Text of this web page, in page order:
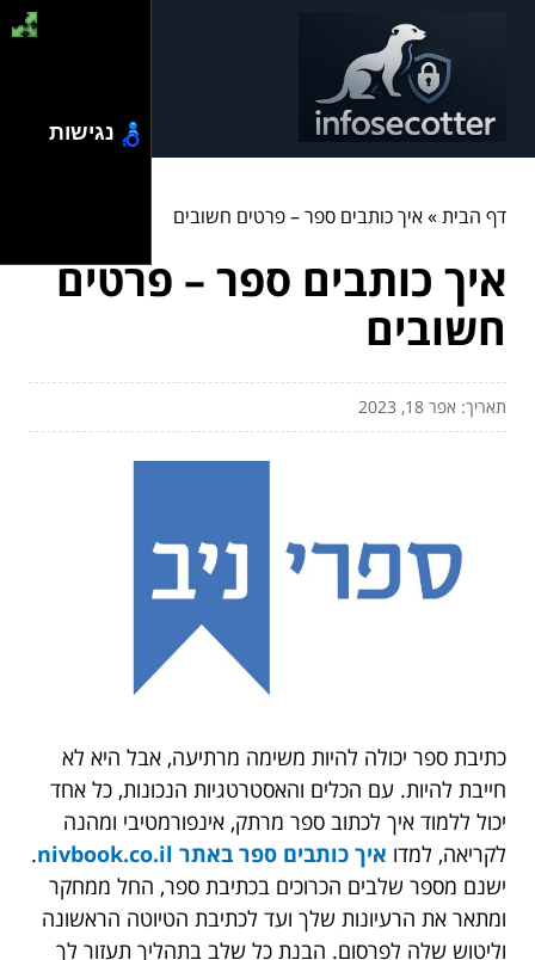
דף הבית»איך כותבים ספר – פרטים חשובים
איך כותבים ספר – פרטים
חשובים
תאריך: אפר 18, 2023
כתיבת ספר יכולה להיות משימה מרתיעה, אבל היא לא
חייבת להיות. עם הכלים והאסטרטגיות הנכונות, כל אחד
יכול ללמוד איך לכתוב ספר מרתק, אינפורמטיבי ומהנה
לקריאה, למדו איך כותבים ספר באתר nivbook.co.il
.
ישנם מספר שלבים הכרוכים בכתיבת ספר, החל ממחקר
ומתאר את הרעיונות שלך ועד לכתיבת הטיוטה הראשונה
וליטוש שלה לפרסום. הבנת כל שלב בתהליך תעזור לך
נגישות